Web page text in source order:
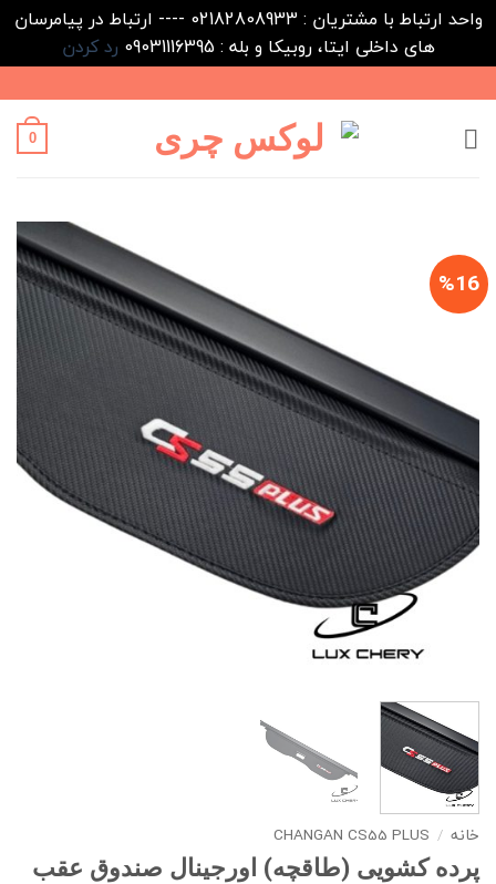
واحد ارتباط با مشتریان : 02182808933 ---- ارتباط در پیامرسان
های داخلی ایتا، روبیکا و بله : 09031116395
رد کردن
to
content
0
%16
خانه /
CHANGAN CS55 PLUS
پرده کشویی (طاقچه) اورجینال صندوق عقب